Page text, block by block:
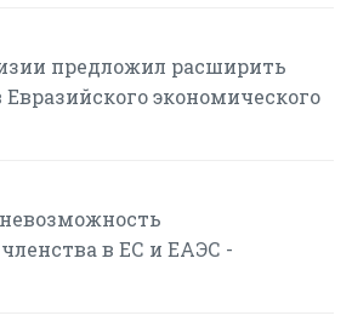
предложил расширить
экономического
в ЕС и ЕАЭС -